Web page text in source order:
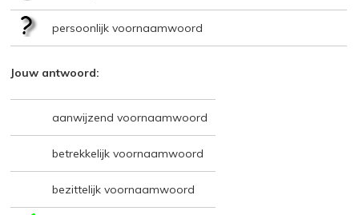
persoonlijk voornaamwoord
Jouw antwoord:
aanwijzend voornaamwoord
betrekkelijk voornaamwoord
bezittelijk voornaamwoord